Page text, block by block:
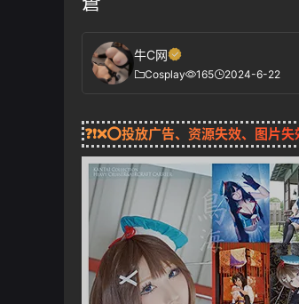
牛C网
Cosplay 165 2024-6-22
❓❗❌⭕投放广告、资源失效、图片